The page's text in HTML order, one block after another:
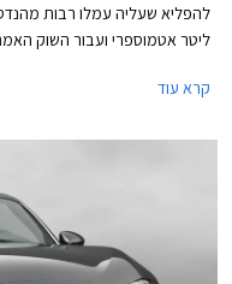
החל מהצ'יפס במקדונדלס ועד
קרא עוד